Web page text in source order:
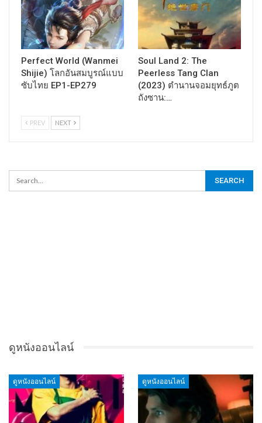
Perfect World (Wanmei
Shijie) โลกอันสมบูรณ์แบบ
ซับไทย EP1-EP279
Soul Land 2: The
Peerless Tang Clan
(2023) ตำนานจอมยุทธ์ภูต
ถังซาน:…
PREV NEXT
ดูหนังออนไลน์
ดูหนังออนไลน์ ดูหนังออนไลน์